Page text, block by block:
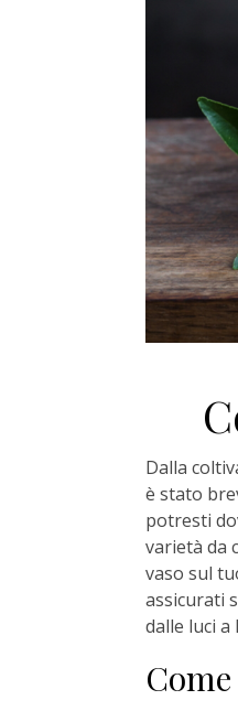
Dalla
è stato
potresti
varietà da
vaso sul
assicurati
dalle luci a